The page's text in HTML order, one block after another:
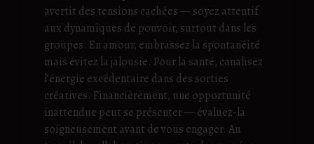
avertit des tensions cachées — soyez attentif
aux dynamiques de pouvoir, surtout dans les
groupes. En amour, embrassez la spontanéité
mais évitez la jalousie. Pour la santé, canalisez
l’énergie excédentaire dans des sorties
créatives. Financièrement, une opportunité
inattendue peut se présenter — évaluez-la
soigneusement avant de vous engager. Au